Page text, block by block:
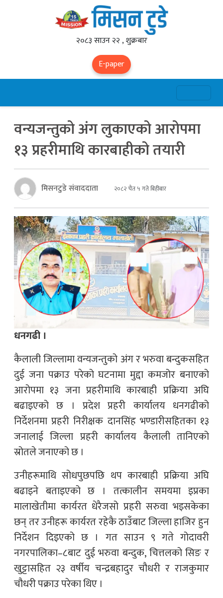
२०८३ साउन २२ , शुक्रबार
E-paper
वन्यजन्तुको अंग लुकाएको आरोपमा
१३ प्रहरीमाथि कारबाहीको तयारी
मिसनटुडे संवाददाता २०८२ चैत ५ गते बिहीबार
धनगढी ।
कैलाली जिल्लामा वन्यजन्तुको अंग र भरुवा बन्दुकसहित
दुई जना पक्राउ परेको घटनामा मुद्दा कमजोर बनाएको
आरोपमा १३ जना प्रहरीमाथि कारबाही प्रक्रिया अघि
बढाइएको छ । प्रदेश प्रहरी कार्यालय धनगढीको
निर्देशनमा प्रहरी निरीक्षक दानसिंह भण्डारीसहितका १३
जनालाई जिल्ला प्रहरी कार्यालय कैलाली तानिएको
स्रोतले जनाएको छ ।
उनीहरूमाथि सोधपुछपछि थप कारबाही प्रक्रिया अघि
बढाइने बताइएको छ । तत्कालीन समयमा इप्रका
मालाखेतीमा कार्यरत धेरैजसो प्रहरी सरुवा भइसकेका
छन् तर उनीहरू कार्यरत रहेकै ठाउँबाट जिल्ला हाजिर हुन
निर्देशन दिइएको छ । गत साउन ९ गते गोदावरी
नगरपालिका–८बाट दुई भरुवा बन्दुक, चित्तलको सिङ र
खुट्टासहित २३ वर्षीय चन्द्रबहादुर चौधरी र राजकुमार
चौधरी पक्राउ परेका थिए ।